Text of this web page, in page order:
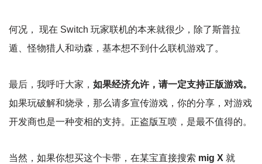
何况， 现在 Switch 玩家联机的本来就很少，除了斯普拉
遁、怪物猎人和动森，基本想不到什么联机游戏了。
最后，我呼吁大家， 如果经济允许，请一定支持正版游戏。
如果玩破解和烧录，那么请多宣传游戏，你的分享，对游戏
开发商也是一种变相的支持。正盗版互喷，是最不值得的。
当然，如果你想买这个卡带，在某宝直接搜索 mig X 就